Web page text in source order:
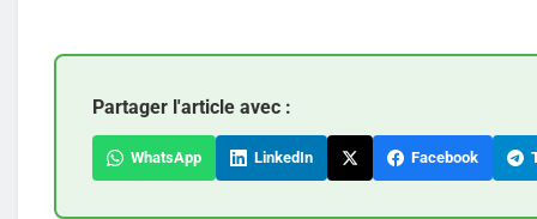
Partager l'article avec :
WhatsApp LinkedIn Facebook